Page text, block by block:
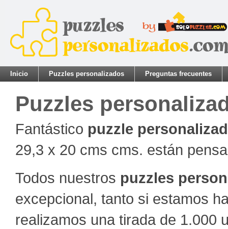
Inicio Puzzles personalizados Preguntas frecuentes
Puzzles
Fantástico puzzle
29,3 x 20 cms cms. están
Todos nuestros puzzles
excepcional, tanto si estamos
realizamos una tirada de 1.000